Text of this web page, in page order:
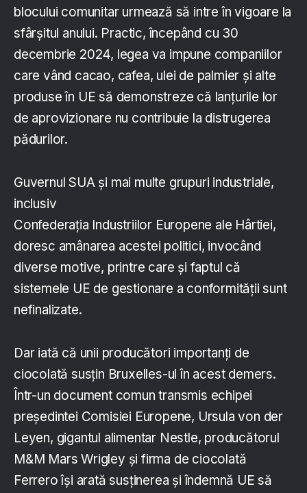
blocului comunitar urmează să intre în vigoare la
sfârșitul anului. Practic, începând cu 30
decembrie 2024, legea va impune companiilor
care vând cacao, cafea, ulei de palmier și alte
produse în UE să demonstreze că lanțurile lor
de aprovizionare nu contribuie la distrugerea
pădurilor.
Guvernul SUA și mai multe grupuri industriale,
inclusiv
Confederația Industriilor Europene ale Hârtiei,
doresc amânarea acestei politici, invocând
diverse motive, printre care și faptul că
sistemele UE de gestionare a conformității sunt
nefinalizate.
Dar iată că unii producători importanți de
ciocolată susțin Bruxelles-ul în acest demers.
Într-un document comun transmis echipei
președintei Comisiei Europene, Ursula von der
Leyen, gigantul alimentar Nestle, producătorul
M&M Mars Wrigley și firma de ciocolată
Ferrero își arată susținerea și îndemnă UE să